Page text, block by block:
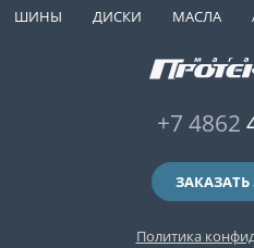
ШИНЫ ДИСКИ МАСЛА
Политика
+7 4862